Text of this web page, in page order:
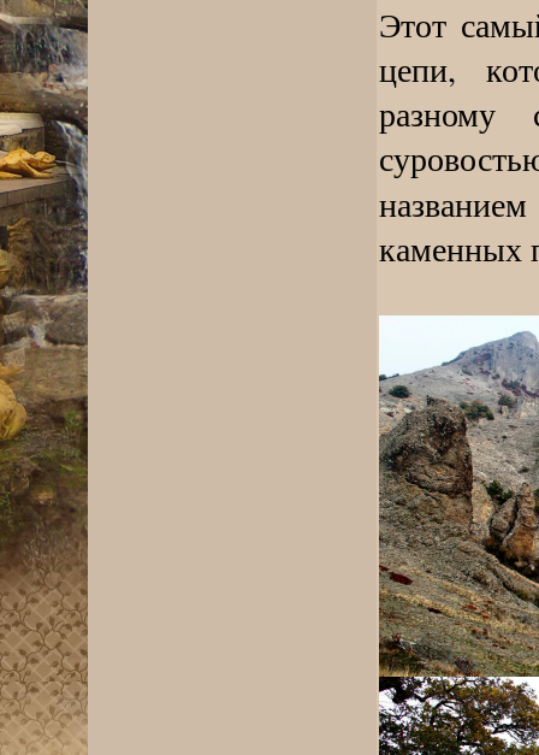
Этот
цепи,
каменных